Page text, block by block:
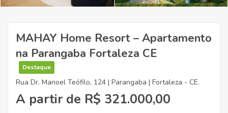
MAHAY Home Resort – Apartamento
na Parangaba Fortaleza CE
Destaque
Rua Dr. Manoel Teófilo, 124 | Parangaba | Fortaleza - CE.
A partir de R$ 321.000,00